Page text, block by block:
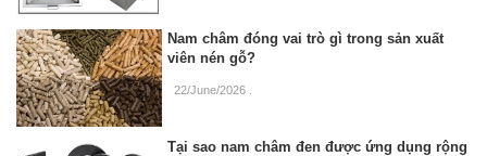
Nam châm đóng vai trò gì trong sản xuất
viên nén gỗ?
22/June/2026
Tại sao nam châm đen được ứng dụng rộng